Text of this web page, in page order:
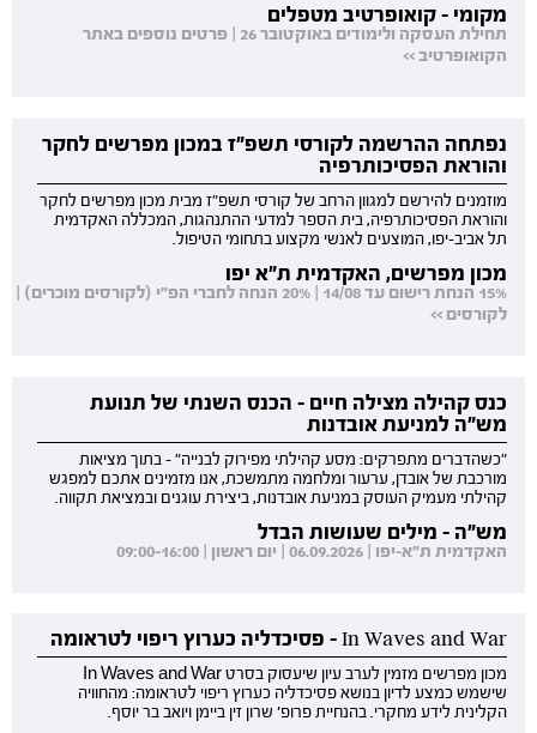
מקומי - קואופרטיב מטפלים
תחילת העסקה ולימודים באוקטובר 26 | פרטים נוספים באתר
הקואופרטיב >>
נפתחה ההרשמה לקורסי תשפ"ז במכון מפרשים לחקר
והוראת הפסיכותרפיה
מוזמנים להירשם למגוון הרחב של קורסי תשפ"ז מבית מכון מפרשים לחקר
והוראת הפסיכותרפיה, בית הספר למדעי ההתנהגות, המכללה האקדמית
תל אביב-יפו, המוצעים לאנשי מקצוע בתחומי הטיפול.
מכון מפרשים, האקדמית ת"א יפו
15% הנחת רישום עד 14/08 | 20% הנחה לחברי הפ"י (לקורסים מוכרים) |
לקורסים >>
כנס קהילה מצילה חיים - הכנס השנתי של תנועת
מש"ה למניעת אובדנות
"כשהדברים מתפרקים: מסע קהילתי מפירוק לבנייה" - בתוך מציאות
מורכבת של אובדן, ערעור ומלחמה מתמשכת, אנו מזמינים אתכם למפגש
קהילתי מעמיק העוסק במניעת אובדנות, ביצירת עוגנים ובמציאת תקווה.
מש"ה - מילים שעושות הבדל
האקדמית ת"א-יפו | 06.09.2026 | יום ראשון | 09:00-16:00
In Waves and War - פסיכדליה כערוץ ריפוי לטראומה
מכון מפרשים מזמין לערב עיון שיעסוק בסרט In Waves and War
שישמש כמצע לדיון בנושא פסיכדליה כערוץ ריפוי לטראומה: מהחוויה
הקלינית לידע מחקרי. בהנחיית פרופ' שרון זין ביימן ויואב בר יוסף.